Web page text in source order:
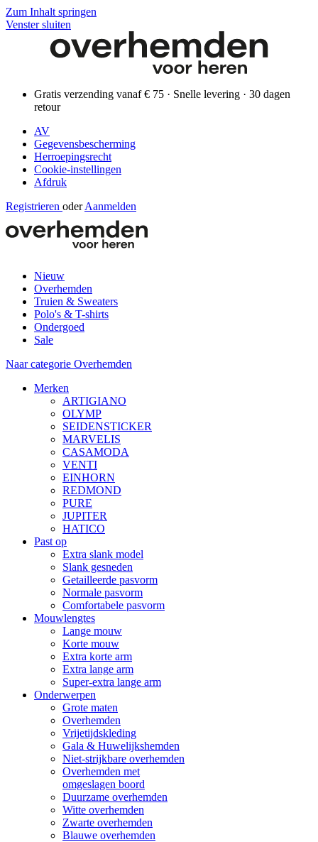
Zum Inhalt springen
Venster sluiten
Gratis verzending vanaf € 75 · Snelle levering · 30 dagen
retour
AV
Gegevensbescherming
Herroepingsrecht
Cookie-instellingen
Afdruk
Registrieren oder Aanmelden
Nieuw
Overhemden
Truien & Sweaters
Polo's & T-shirts
Ondergoed
Sale
Naar categorie Overhemden
Merken
ARTIGIANO
OLYMP
SEIDENSTICKER
MARVELIS
CASAMODA
VENTI
EINHORN
REDMOND
PURE
JUPITER
HATICO
Past op
Extra slank model
Slank gesneden
Getailleerde pasvorm
Normale pasvorm
Comfortabele pasvorm
Mouwlengtes
Lange mouw
Korte mouw
Extra korte arm
Extra lange arm
Super-extra lange arm
Onderwerpen
Grote maten
Overhemden
Vrijetijdskleding
Gala & Huwelijkshemden
Niet-strijkbare overhemden
Overhemden met
omgeslagen boord
Duurzame overhemden
Witte overhemden
Zwarte overhemden
Blauwe overhemden